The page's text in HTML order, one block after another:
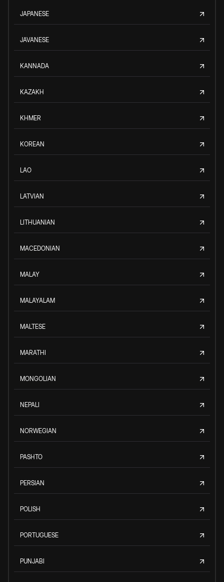
JAPANESE
JAVANESE
KANNADA
KAZAKH
KHMER
KOREAN
LAO
LATVIAN
LITHUANIAN
MACEDONIAN
MALAY
MALAYALAM
MALTESE
MARATHI
MONGOLIAN
NEPALI
NORWEGIAN
PASHTO
PERSIAN
POLISH
PORTUGUESE
PUNJABI